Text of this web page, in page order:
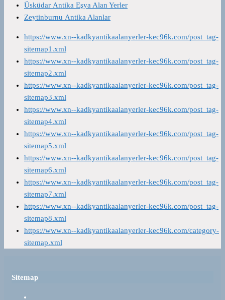
Üsküdar Antika Eşya Alan Yerler
Zeytinburnu Antika Alanlar
https://www.xn--kadkyantikaalanyerler-kec96k.com/post_tag-
sitemap1.xml
https://www.xn--kadkyantikaalanyerler-kec96k.com/post_tag-
sitemap2.xml
https://www.xn--kadkyantikaalanyerler-kec96k.com/post_tag-
sitemap3.xml
https://www.xn--kadkyantikaalanyerler-kec96k.com/post_tag-
sitemap4.xml
https://www.xn--kadkyantikaalanyerler-kec96k.com/post_tag-
sitemap5.xml
https://www.xn--kadkyantikaalanyerler-kec96k.com/post_tag-
sitemap6.xml
https://www.xn--kadkyantikaalanyerler-kec96k.com/post_tag-
sitemap7.xml
https://www.xn--kadkyantikaalanyerler-kec96k.com/post_tag-
sitemap8.xml
https://www.xn--kadkyantikaalanyerler-kec96k.com/category-
sitemap.xml
Sitemap